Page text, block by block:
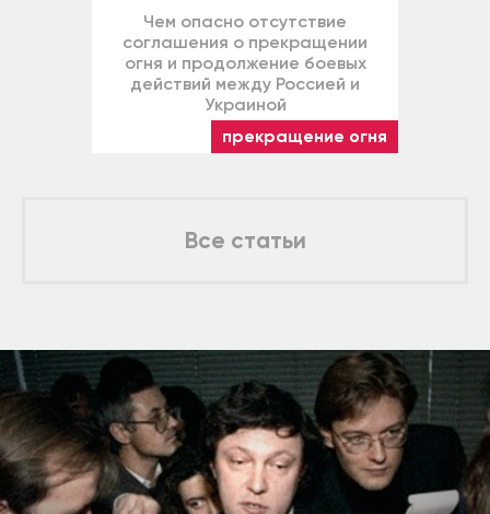
Чем опасно отсутствие
соглашения о прекращении
огня и продолжение боевых
действий между Россией и
Украиной
прекращение огня
Все статьи